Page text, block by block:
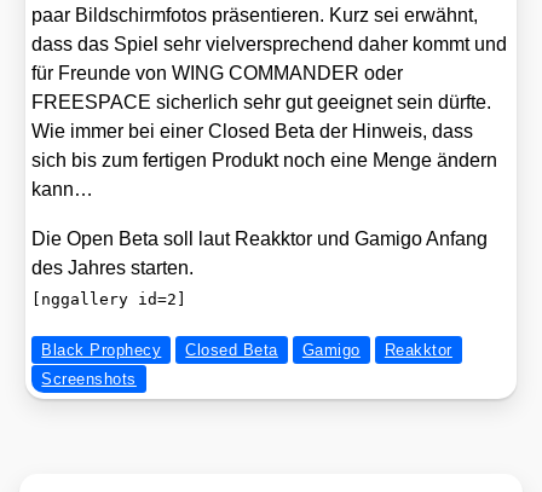
paar Bild­schirm­fo­tos prä­sen­tie­ren. Kurz sei erwähnt,
dass das Spiel sehr viel­ver­spre­chend daher kommt und
für Freun­de von WING COMMANDER oder
FREESPACE sicher­lich sehr gut geeig­net sein dürf­te.
Wie immer bei einer Clo­sed Beta der Hin­weis, dass
sich bis zum fer­ti­gen Pro­dukt noch eine Men­ge ändern
kann…
Die Open Beta soll laut Reakk­tor und Gami­go Anfang
des Jah­res star­ten.
[nggallery id=2]
Black Prophecy Closed Beta Gamigo
Reakktor
Screenshots